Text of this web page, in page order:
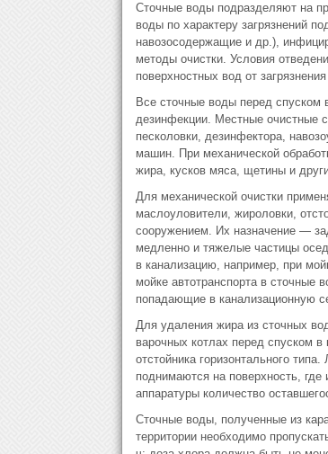
Сточные воды подразделяют на
воды по характеру загрязнений
навозосодержащие и др.),
методы очистки. Условия
поверхностных вод от
Все сточные воды перед спуском
дезинфекции. Местные очистные
песколовки, дезинфектора,
машин. При механической
жира, кусков мяса, щетины и
Для механической очистки
маслоуловители, жироловки,
сооружением. Их назначение —
медленно и тяжелые частицы
в канализацию, например, при
мойке автотранспорта в сточные
попадающие в канализационную
Для удаления жира из сточных
варочных котлах перед спуском
отстойника горизонтального
поднимаются на поверхность,
аппаратуры количество
Сточные воды, полученные из
территории необходимо